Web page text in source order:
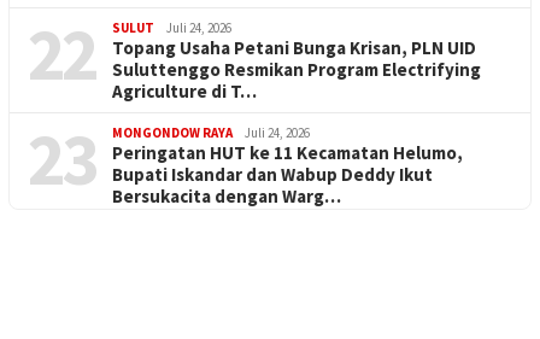
22 SULUT Juli 24, 2026
Topang Usaha Petani Bunga Krisan, PLN UID
Suluttenggo Resmikan Program Electrifying
Agriculture di T…
23 MONGONDOW RAYA Juli 24, 2026
Peringatan HUT ke 11 Kecamatan Helumo,
Bupati Iskandar dan Wabup Deddy Ikut
Bersukacita dengan Warg…